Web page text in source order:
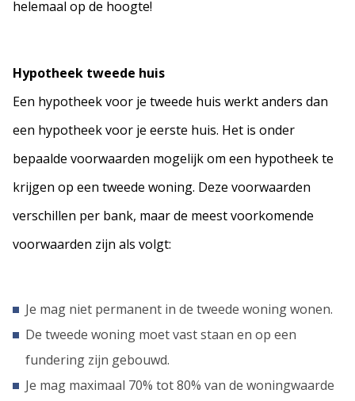
helemaal op de hoogte!
Hypotheek tweede huis
Een hypotheek voor je tweede huis werkt anders dan
een hypotheek voor je eerste huis. Het is onder
bepaalde voorwaarden mogelijk om een hypotheek te
krijgen op een tweede woning. Deze voorwaarden
verschillen per bank, maar de meest voorkomende
voorwaarden zijn als volgt:
Je mag niet permanent in de tweede woning wonen.
De tweede woning moet vast staan en op een
fundering zijn gebouwd.
Je mag maximaal 70% tot 80% van de woningwaarde